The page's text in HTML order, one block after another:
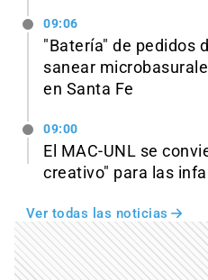
09:06
"Batería" de pedidos
sanear
en Santa Fe
09:00
El MAC-UNL se
creativo" para las
Ver todas las noticias